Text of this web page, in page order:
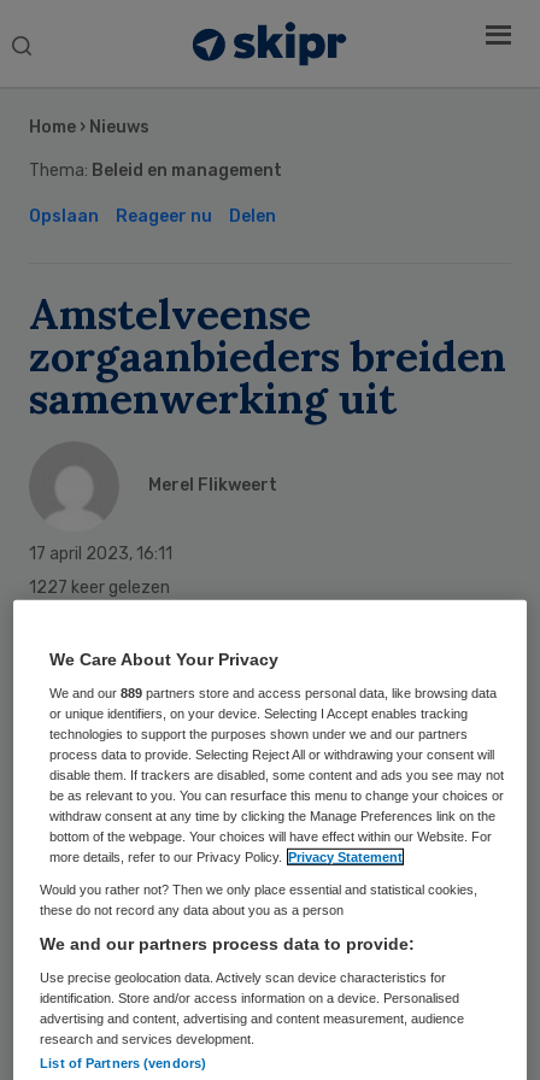
Search
Home › Nieuws
Thema: Beleid en management
Opslaan Reageer nu Delen
Amstelveense
zorgaanbieders breiden
samenwerking uit
Merel Flikweert
17 april 2023, 16:11
1227 keer gelezen
Zonnehuisgroep, Amstelland en Amstelland
Zorg gaan een samenwerking aan om te
zorgen voor toegankelijke wijkverpleging.
Het doel is om scherper te indiceren en de
gezamenlijke capaciteit beter te benutten.
Daarnaast is het ook de bedoeling dat
verwijzers, zoals huisartsen en
ziekenhuizen, en cliënten minder tijd kwijt
zijn met het vinden van beschikbare
wijkverpleging.
Sidebar
We Care About Your Privacy
We and our889 partners store and access personal data, like browsing data
or unique identifiers, on your device. Selecting I Accept enables tracking
technologies to support the purposes shown under we and our partners
process data to provide. Selecting Reject All or withdrawing your consent will
disable them. If trackers are disabled, some content and ads you see may not
be as relevant to you. You can resurface this menu to change your choices or
withdraw consent at any time by clicking the Manage Preferences link on the
bottom of the webpage. Your choices will have effect within our Website. For
more details, refer to our Privacy Policy.
Privacy Statement
Would you rather not? Then we only place essential and statistical cookies,
these do not record any data about you as a person
We and our partners process data to provide:
Use precise geolocation data. Actively scan device characteristics for
identification. Store and/or access information on a device. Personalised
advertising and content, advertising and content measurement, audience
research and services development.
List of Partners (vendors)